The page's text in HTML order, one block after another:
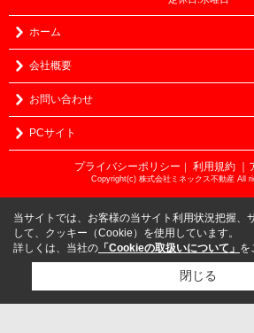
ホーム
会社概要
お問い合わせ
PCサイト
プライバシーポリシー ｜ 利用規約
Copyright(c) 株式会社ミネックス不動産 All
当サイトでは、お客様の当サイト利用状況把握、
して、クッキー（Cookie）を使用しています。
詳しくは、当社の 「Cookieの取扱いについて」 を
閉じる